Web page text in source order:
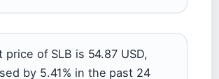
price of SLB is 54.87 USD,
by 5.41% in the past 24